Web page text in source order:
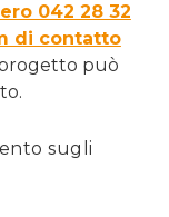
042 28 32
di contatto
può
sugli